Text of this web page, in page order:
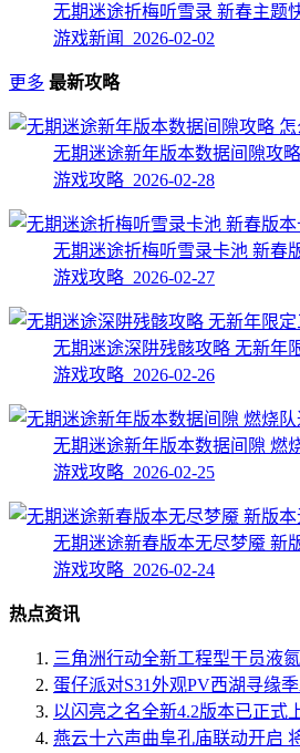
无期迷途折梅听雪录 新春主题
游戏新闻 2026-02-02
更多 最新攻略
无期迷途新年版本数据间隙攻
游戏攻略 2026-02-28
无期迷途折梅听雪录卡池 新春
游戏攻略 2026-02-27
无期迷途深阱残骸攻略 无新年
游戏攻略 2026-02-26
无期迷途新年版本数据间隙 燃
游戏攻略 2026-02-25
无期迷途新春版本无尽梦魇 新
游戏攻略 2026-02-24
热点资讯
三角洲行动全新工程型干员液
蛋仔派对S31外观PV西湖寻缘
以闪亮之名全新4.2版本已正式
燕云十六声曲阜孔庙联动开启